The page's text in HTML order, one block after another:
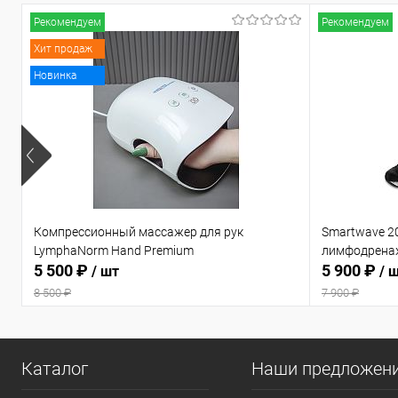
Рекомендуем
Хит продаж
Новинка
Компрессионный массажер для рук
LymphaNorm Hand Premium
5 500 ₽ / шт
8 500 ₽
Рекомендуем
Smartwave
5 900 ₽ /
7 900 ₽
Каталог Наши